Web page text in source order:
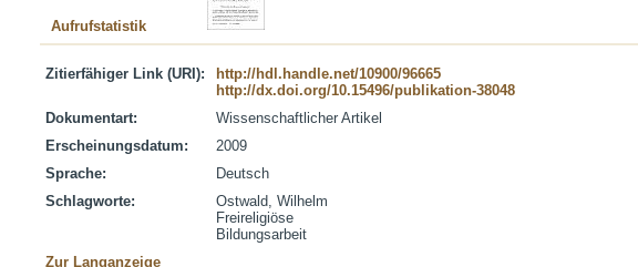
Aufrufstatistik
Zitierfähiger Link (URI):
http://hdl.handle.net/10900/96665
http://dx.doi.org/10.15496/publikation-38048
Dokumentart:
Wissenschaftlicher Artikel
Erscheinungsdatum:
2009
Sprache:
Deutsch
Schlagworte:
Ostwald, Wilhelm
Freireligiöse
Bildungsarbeit
Zur Langanzeige